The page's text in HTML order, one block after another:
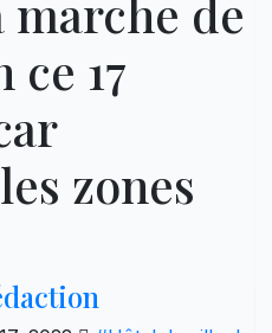
de
ce 17
zones